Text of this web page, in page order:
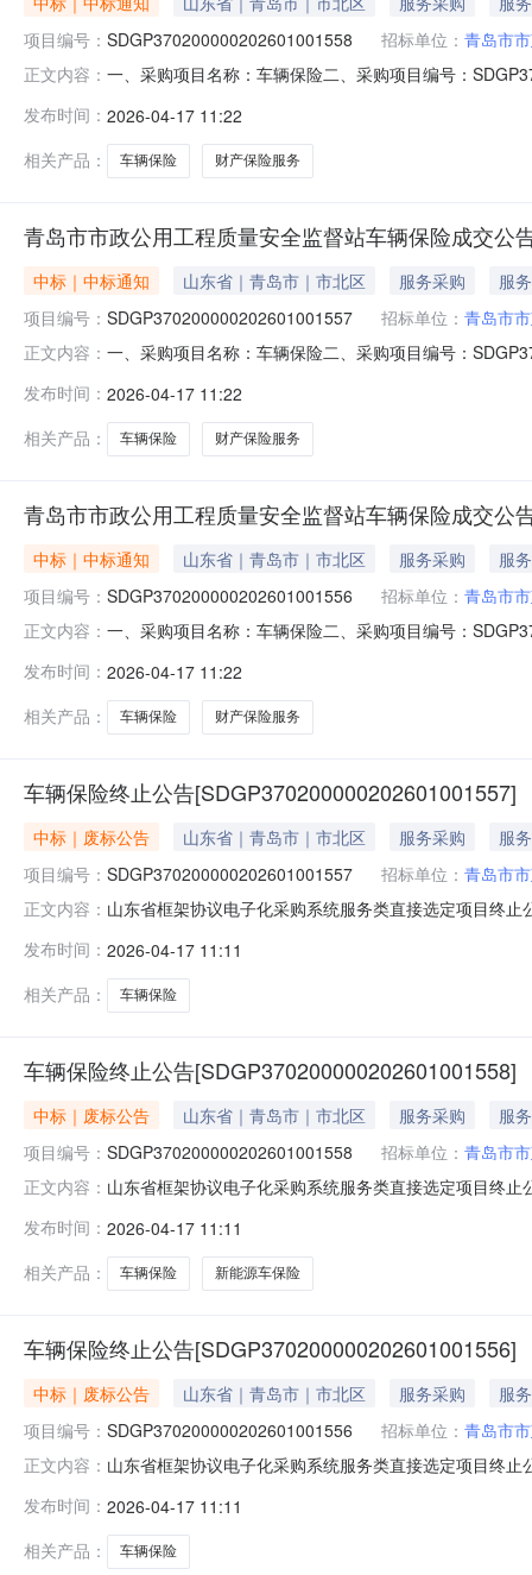
项目编号： SDGP370200000202601001558 招标单位： 青岛市
正文内容： 一、采购项目名称：车辆保险二、采购项目编号：
七、采购小组成员：八、项目联系人信息：李冬梅联系
发布时间： 2026-04-17 11:22
相关产品：
车辆保险 财产保险服务
青岛市市政公用工程质量安全监督站车辆保险成交公
中标｜中标通知 山东省｜青岛市｜市北区 服务采购
服务
项目编号： SDGP370200000202601001557 招标单位： 青岛市
正文内容： 一、采购项目名称：车辆保险二、采购项目编号：
七、采购小组成员：八、项目联系人信息：李冬梅联系
发布时间： 2026-04-17 11:22
相关产品：
车辆保险 财产保险服务
青岛市市政公用工程质量安全监督站车辆保险成交公
中标｜中标通知 山东省｜青岛市｜市北区 服务采购
服务
项目编号： SDGP370200000202601001556 招标单位： 青岛市
正文内容： 一、采购项目名称：车辆保险二、采购项目编号：
七、采购小组成员：八、项目联系人信息：李冬梅联系
发布时间： 2026-04-17 11:22
相关产品：
车辆保险 财产保险服务
车辆保险终止公告[SDGP370200000202601001557]
中标｜废标公告 山东省｜青岛市｜市北区 服务采购
服务
项目编号： SDGP370200000202601001557 招标单位： 青岛市
正文内容： 山东省框架协议电子化采购系统服务类直接选定项目终
2026年04月17日
发布时间： 2026-04-17 11:11
相关产品：
车辆保险
车辆保险终止公告[SDGP370200000202601001558]
中标｜废标公告 山东省｜青岛市｜市北区 服务采购
服务
项目编号： SDGP370200000202601001558 招标单位： 青岛市
正文内容： 山东省框架协议电子化采购系统服务类直接选定项目终
2026年04月17日
发布时间： 2026-04-17 11:11
相关产品：
车辆保险 新能源车保险
车辆保险终止公告[SDGP370200000202601001556]
中标｜废标公告 山东省｜青岛市｜市北区 服务采购
服务
项目编号： SDGP370200000202601001556 招标单位： 青岛市
正文内容： 山东省框架协议电子化采购系统服务类直接选定项目终
2026年04月17日
发布时间： 2026-04-17 11:11
相关产品：
车辆保险